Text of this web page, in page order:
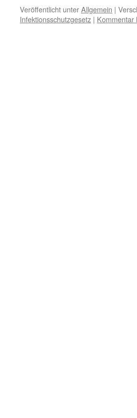
Veröffentlicht unterAllgemein |
Infektionsschutzgesetz | Kommentar